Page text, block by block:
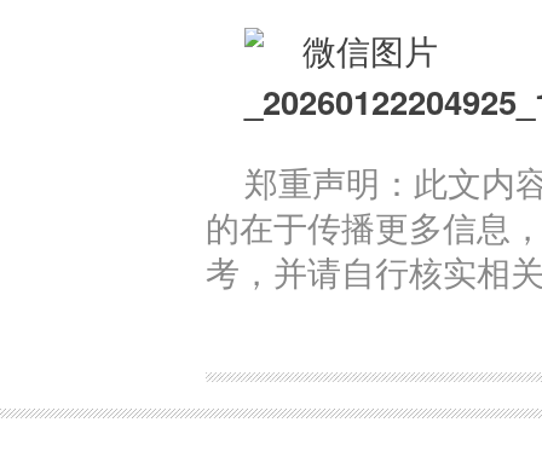
郑重声明：此文内
的在于传播更多信息
考，并请自行核实相